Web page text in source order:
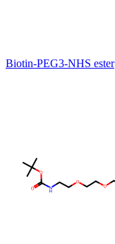
Biotin-PEG3-NHS ester